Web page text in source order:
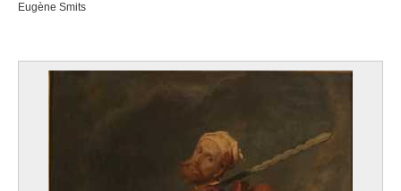
Eugène Smits